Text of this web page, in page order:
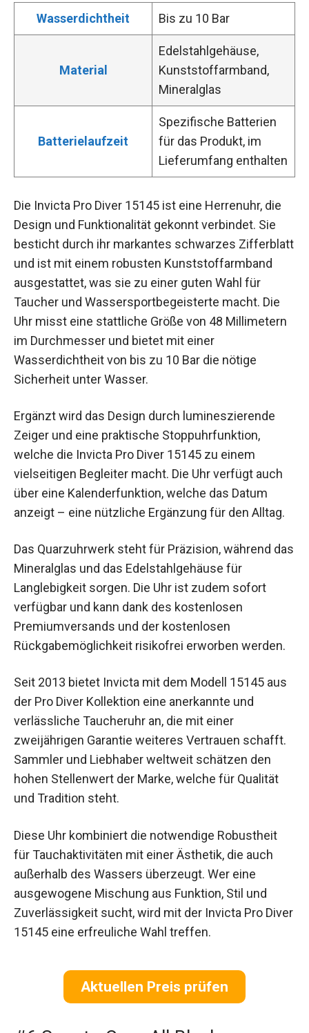
Wasserdichtheit Bis zu 10 Bar
Material
Edelstahlgehäuse,
Kunststoffarmband,
Mineralglas
Batterielaufzeit
Spezifische Batterien
für das Produkt, im
Lieferumfang enthalten
Die Invicta Pro Diver 15145 ist eine Herrenuhr, die
Design und Funktionalität gekonnt verbindet. Sie
besticht durch ihr markantes schwarzes Zifferblatt
und ist mit einem robusten Kunststoffarmband
ausgestattet, was sie zu einer guten Wahl für
Taucher und Wassersportbegeisterte macht. Die
Uhr misst eine stattliche Größe von 48 Millimetern
im Durchmesser und bietet mit einer
Wasserdichtheit von bis zu 10 Bar die nötige
Sicherheit unter Wasser.
Ergänzt wird das Design durch lumineszierende
Zeiger und eine praktische Stoppuhrfunktion,
welche die Invicta Pro Diver 15145 zu einem
vielseitigen Begleiter macht. Die Uhr verfügt auch
über eine Kalenderfunktion, welche das Datum
anzeigt – eine nützliche Ergänzung für den Alltag.
Das Quarzuhrwerk steht für Präzision, während das
Mineralglas und das Edelstahlgehäuse für
Langlebigkeit sorgen. Die Uhr ist zudem sofort
verfügbar und kann dank des kostenlosen
Premiumversands und der kostenlosen
Rückgabemöglichkeit risikofrei erworben werden.
Seit 2013 bietet Invicta mit dem Modell 15145 aus
der Pro Diver Kollektion eine anerkannte und
verlässliche Taucheruhr an, die mit einer
zweijährigen Garantie weiteres Vertrauen schafft.
Sammler und Liebhaber weltweit schätzen den
hohen Stellenwert der Marke, welche für Qualität
und Tradition steht.
Diese Uhr kombiniert die notwendige Robustheit
für Tauchaktivitäten mit einer Ästhetik, die auch
außerhalb des Wassers überzeugt. Wer eine
ausgewogene Mischung aus Funktion, Stil und
Zuverlässigkeit sucht, wird mit der Invicta Pro Diver
15145 eine erfreuliche Wahl treffen.
Aktuellen Preis prüfen